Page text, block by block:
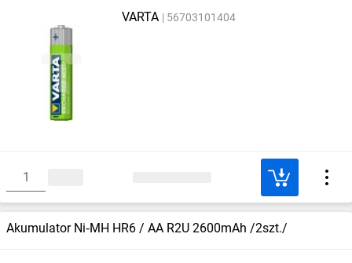
VARTA 56703101404
Akumulator Ni‑MH HR6 / AA R2U 2600mAh /2szt./